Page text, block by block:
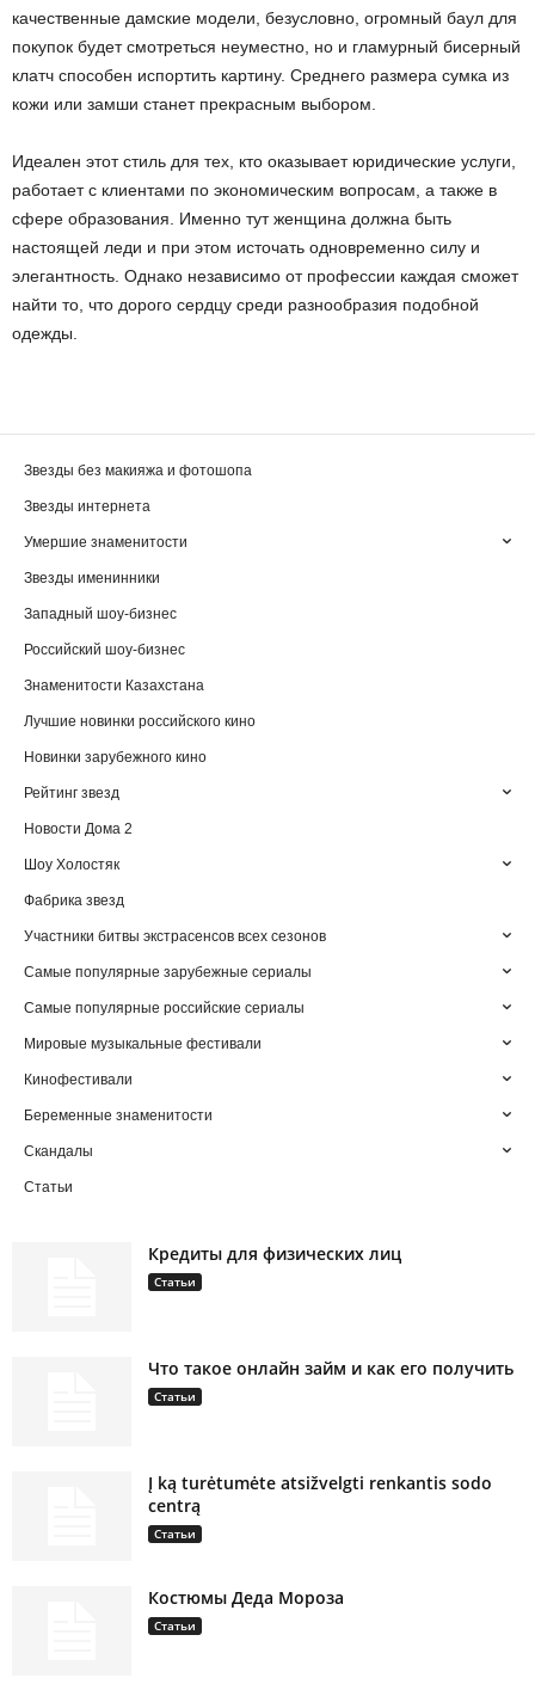
качественные дамские модели, безусловно, огромный баул для
покупок будет смотреться неуместно, но и гламурный бисерный
клатч способен испортить картину. Среднего размера сумка из
кожи или замши станет прекрасным выбором.
Идеален этот стиль для тех, кто оказывает юридические услуги,
работает с клиентами по экономическим вопросам, а также в
сфере образования. Именно тут женщина должна быть
настоящей леди и при этом источать одновременно силу и
элегантность. Однако независимо от профессии каждая сможет
найти то, что дорого сердцу среди разнообразия подобной
одежды.
Звезды без макияжа и фотошопа
Звезды интернета
Умершие знаменитости
Звезды именинники
Западный шоу-бизнес
Российский шоу-бизнес
Знаменитости Казахстана
Лучшие новинки российского кино
Новинки зарубежного кино
Рейтинг звезд
Новости Дома 2
Шоу Холостяк
Фабрика звезд
Участники битвы экстрасенсов всех сезонов
Самые популярные зарубежные сериалы
Самые популярные российские сериалы
Мировые музыкальные фестивали
Кинофестивали
Беременные знаменитости
Скандалы
Статьи
Кредиты для физических лиц
Статьи
Что такое онлайн займ и как его получить
Статьи
Į ką turėtumėte atsižvelgti renkantis sodo
centrą
Статьи
Костюмы Деда Мороза
Статьи